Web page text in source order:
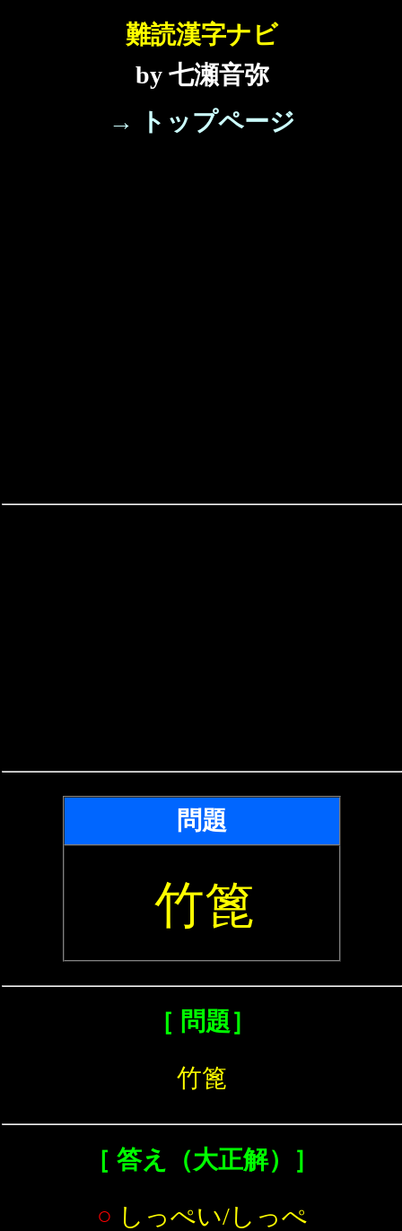
難読漢字ナビ
by 七瀬音弥
→ トップページ
問題
竹篦
［ 問題］
竹篦
［ 答え（大正解）］
○ しっぺい/しっぺ